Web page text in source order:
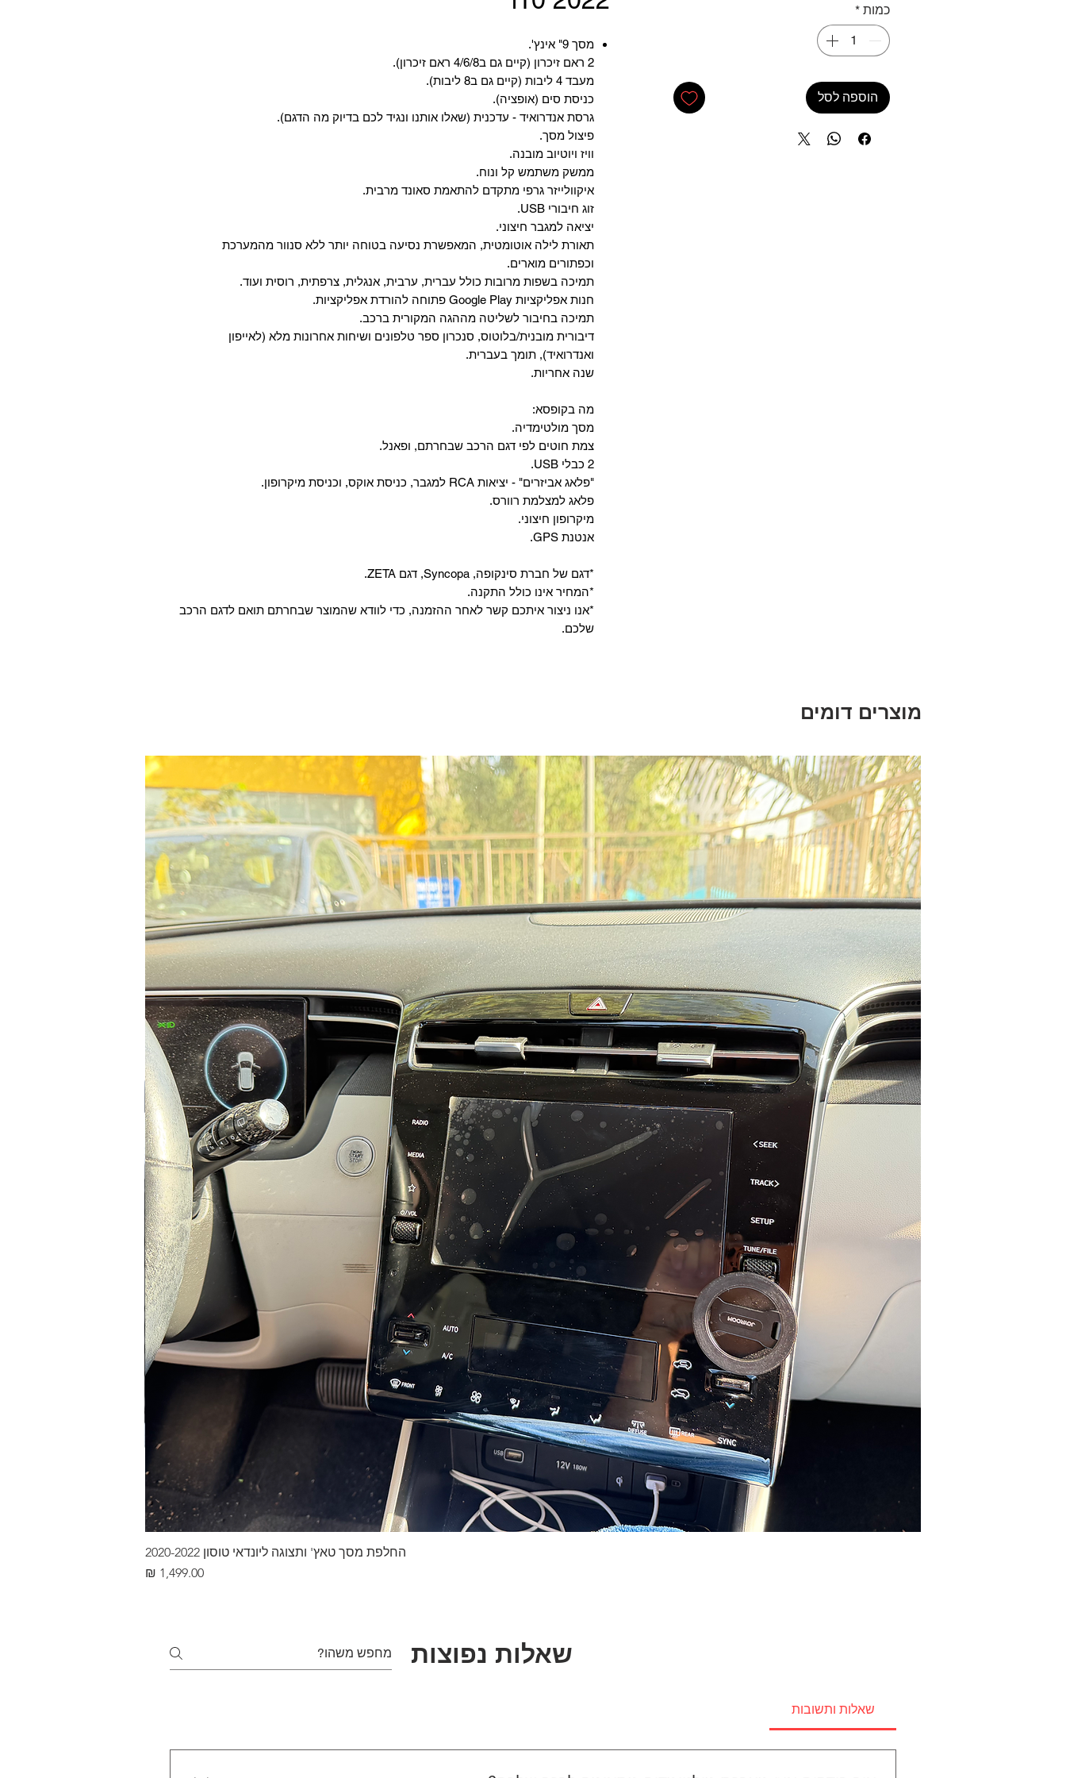
מסך 9" אינץ'.
2 ראם זיכרון (קיים גם ב4/6/8 ראם זיכרון).
מעבד 4 ליבות (קיים גם ב8 ליבות).
כניסת סים (אופציה).
גרסת אנדרואיד - עדכנית (שאלו אותנו ונגיד לכם בדיוק מה הדגם).
פיצול מסך.
וויז ויוטיוב מובנה.
ממשק משתמש קל ונוח.
איקוולייזר גרפי מתקדם להתאמת סאונד מרבית.
זוג חיבורי USB.
יציאה למגבר חיצוני.
תאורת לילה אוטומטית, המאפשרת נסיעה בטוחה יותר ללא סנוור מהמערכת
וכפתורים מוארים.
תמיכה בשפות מרובות כולל עברית, ערבית, אנגלית, צרפתית, רוסית ועוד.
‏חנות אפליקציות Google Play פתוחה להורדת אפליקציות.
‏תמיכה בחיבור לשליטה מההגה המקורית ברכב.
‏דיבורית מובנית/בלוטוס, ‏סנכרון ספר טלפונים ושיחות אחרונות מלא (לאייפון
ואנדרואיד), תומך בעברית.
שנה אחריות.
מה בקופסא:
מסך מולטימדיה.
צמת חוטים לפי דגם הרכב שבחרתם, ופאנל.
2 כבלי USB.
"פלאג אביזרים" - יציאות RCA למגבר, כניסת אוקס, וכניסת מיקרופון.
פלאג למצלמת רוורס.
מיקרופון חיצוני.
אנטנת GPS.
*דגם של חברת סינקופה, Syncopa, דגם ZETA.
*המחיר אינו כולל התקנה.
*אנו ניצור איתכם קשר לאחר ההזמנה, כדי לוודא שהמוצר שבחרתם תואם לדגם הרכב
שלכם.
כמות *
הוספה לסל
מוצרים דומים
החלפת מסך טאץ' ותצוגה ליונדאי טוסון 2020-2022
מחיר
שאלות נפוצות
שאלות ותשובות